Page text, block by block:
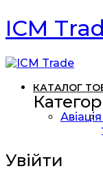
ICM
КАТАЛОГ
Авіація
Увійти